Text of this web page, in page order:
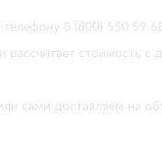
телефону 8 (800) 550 59 68
стоимость
сами доставляем на